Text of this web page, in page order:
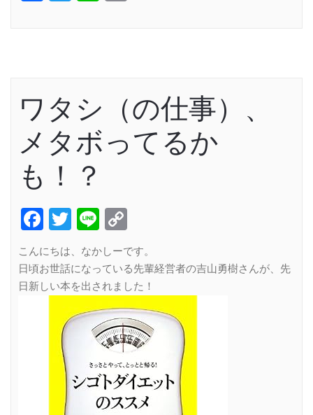
ワタシ（の仕事）、
メタボってるか
も！？
Facebook
Twitter
Line
Link
こんにちは、なかしーです。
日頃お世話になっている先輩経営者の吉山勇樹さんが、先
日新しい本を出されました！